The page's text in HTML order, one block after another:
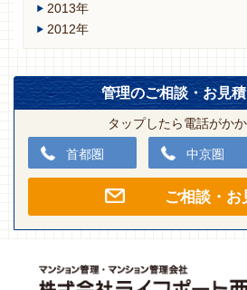
2013年
2012年
管理のご相談・お見
タップしたら電話がかか
首都圏 中京圏
ご相談・お